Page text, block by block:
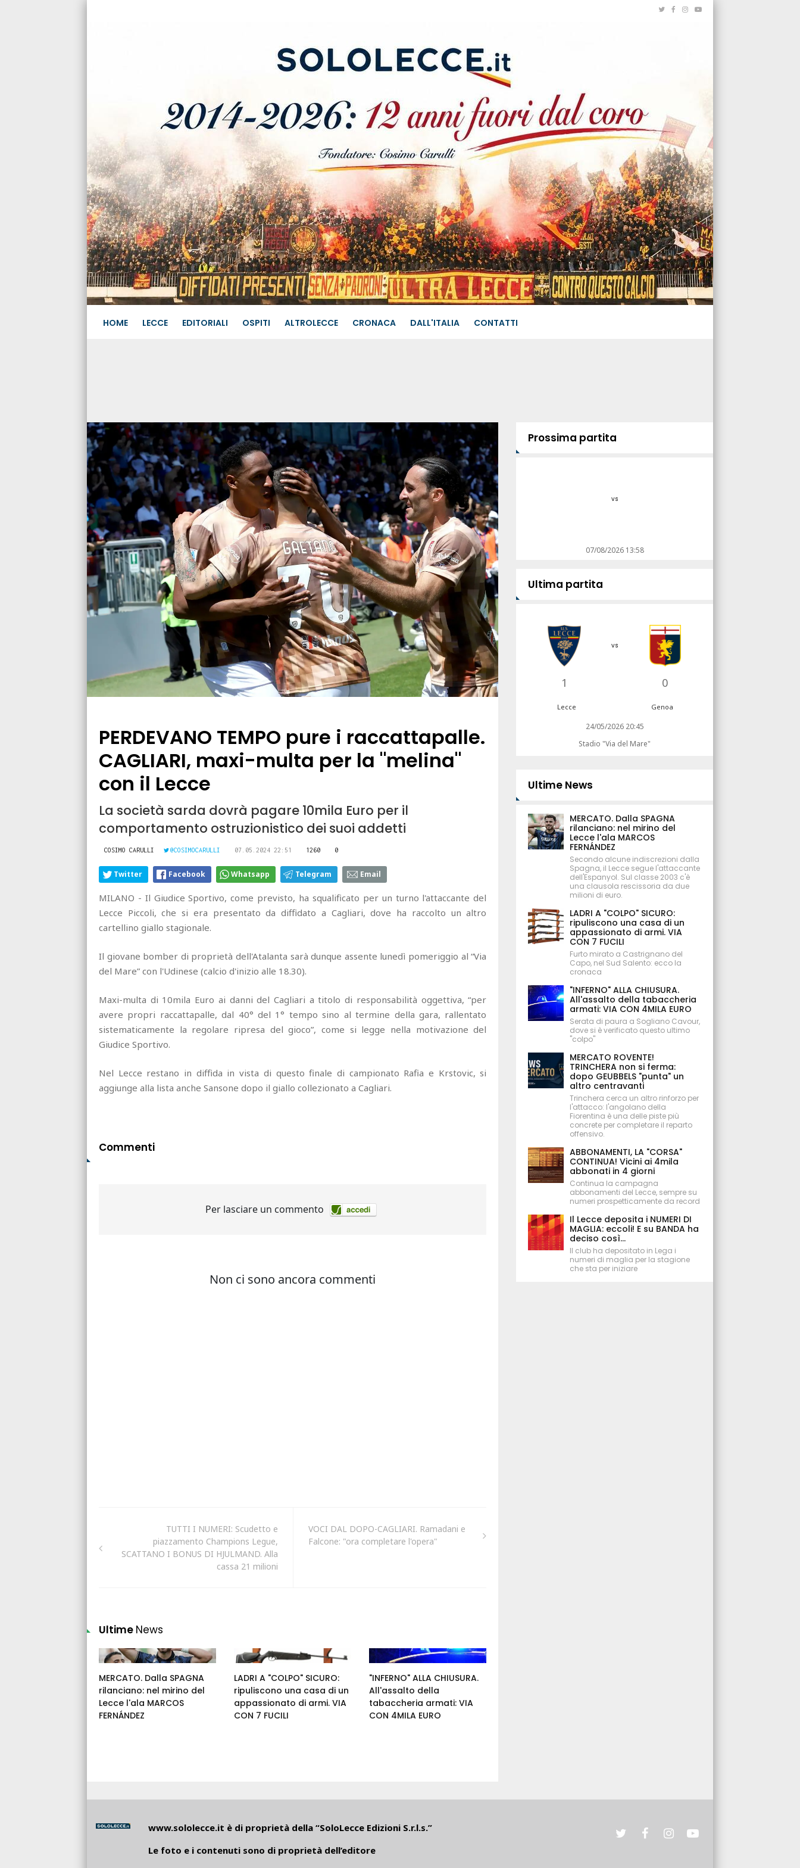
HOME LECCE EDITORIALI OSPITI ALTROLECCE CRONACA DALL'ITALIA CONTATTI
PERDEVANO TEMPO pure i raccattapalle.
CAGLIARI, maxi-multa per la "melina"
con il Lecce
La società sarda dovrà pagare 10mila Euro per il
comportamento ostruzionistico dei suoi addetti
COSIMO CARULLI @COSIMOCARULLI 07.05.2024 22:51 1260 0
Twitter Facebook Whatsapp Telegram Email
MILANO - Il Giudice Sportivo, come previsto, ha squalificato per un turno l'attaccante del
Lecce Piccoli, che si era presentato da diffidato a Cagliari, dove ha raccolto un altro
cartellino giallo stagionale.
Il giovane bomber di proprietà dell'Atalanta sarà dunque assente lunedì pomeriggio al “Via
del Mare” con l'Udinese (calcio d'inizio alle 18.30).
Maxi-multa di 10mila Euro ai danni del Cagliari a titolo di responsabilità oggettiva, “per
avere propri raccattapalle, dal 40° del 1° tempo sino al termine della gara, rallentato
sistematicamente la regolare ripresa del gioco”, come si legge nella motivazione del
Giudice Sportivo.
Nel Lecce restano in diffida in vista di questo finale di campionato Rafia e Krstovic, si
aggiunge alla lista anche Sansone dopo il giallo collezionato a Cagliari.
Commenti
TUTTI I NUMERI: Scudetto e
piazzamento Champions Legue,
SCATTANO I BONUS DI HJULMAND. Alla
cassa 21 milioni
VOCI DAL DOPO-CAGLIARI. Ramadani e
Falcone: "ora completare l'opera"
Ultime News
MERCATO. Dalla SPAGNA
rilanciano: nel mirino del
Lecce l'ala MARCOS
FERNÁNDEZ
LADRI A "COLPO" SICURO:
ripuliscono una casa di un
appassionato di armi. VIA
CON 7 FUCILI
"INFERNO" ALLA CHIUSURA.
All'assalto della
tabaccheria armati: VIA
CON 4MILA EURO
Prossima partita
vs
07/08/2026 13:58
Ultima partita
1
vs
0
Lecce Genoa
24/05/2026 20:45
Stadio "Via del Mare"
Ultime News
MERCATO. Dalla SPAGNA
rilanciano: nel mirino del
Lecce l'ala MARCOS
FERNÁNDEZ
Secondo alcune indiscrezioni dalla
Spagna, il Lecce segue l'attaccante
dell'Espanyol. Sul classe 2003 c'è
una clausola rescissoria da due
milioni di euro.
LADRI A "COLPO" SICURO:
ripuliscono una casa di un
appassionato di armi. VIA
CON 7 FUCILI
Furto mirato a Castrignano del
Capo, nel Sud Salento: ecco la
cronaca
"INFERNO" ALLA CHIUSURA.
All'assalto della tabaccheria
armati: VIA CON 4MILA EURO
Serata di paura a Sogliano Cavour,
dove si è verificato questo ultimo
"colpo"
MERCATO ROVENTE!
TRINCHERA non si ferma:
dopo GEUBBELS "punta" un
altro centravanti
Trinchera cerca un altro rinforzo per
l'attacco: l'angolano della
Fiorentina è una delle piste più
concrete per completare il reparto
offensivo.
ABBONAMENTI, LA "CORSA"
CONTINUA! Vicini ai 4mila
abbonati in 4 giorni
Continua la campagna
abbonamenti del Lecce, sempre su
numeri prospetticamente da record
Il Lecce deposita i NUMERI DI
MAGLIA: eccoli! E su BANDA ha
deciso così...
Il club ha depositato in Lega i
numeri di maglia per la stagione
che sta per iniziare
www.sololecce.it è di proprietà della “SoloLecce Edizioni S.r.l.s.”
Le foto e i contenuti sono di proprietà dell’editore